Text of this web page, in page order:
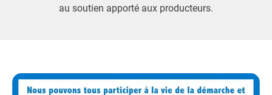
au soutien apporté aux producteurs.